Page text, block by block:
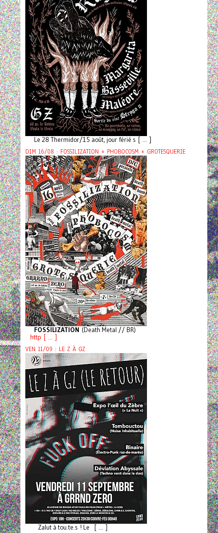
Le 28 Thermidor/15 août, jour férié s [ ... ]
DIM 16/08 : FOSSILIZATION + PHOBOCOSM + GROTESQUERIE
FOSSILIZATION (Death Metal // BR)
http [ ... ]
VEN 11/09 : LE Z À GZ
Zalut à tou.te.s ! Le [ ... ]